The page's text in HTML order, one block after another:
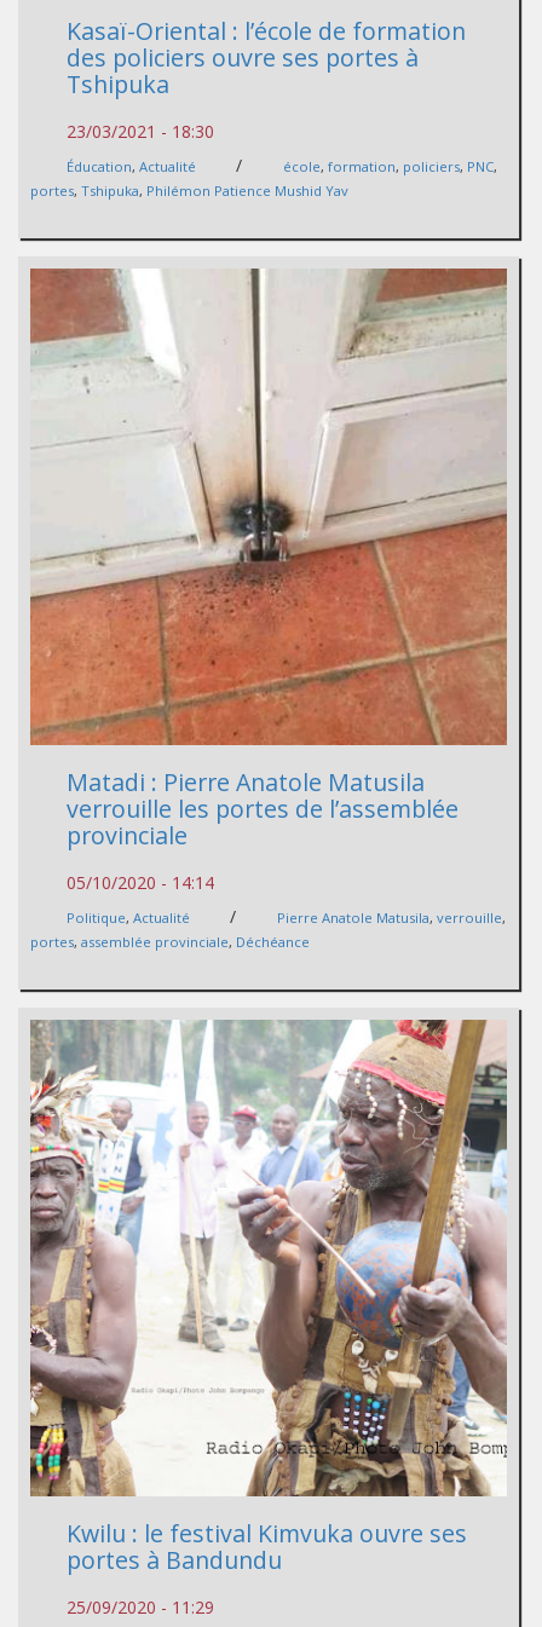
Kasaï-Oriental : l’école de formation
des policiers ouvre ses portes à
Tshipuka
23/03/2021 - 18:30
Éducation, Actualité / école, formation, policiers, PNC,
portes, Tshipuka, Philémon Patience Mushid Yav
Matadi : Pierre Anatole Matusila
verrouille les portes de l’assemblée
provinciale
05/10/2020 - 14:14
Politique, Actualité / Pierre Anatole Matusila, verrouille,
portes, assemblée provinciale, Déchéance
Kwilu : le festival Kimvuka ouvre ses
portes à Bandundu
25/09/2020 - 11:29